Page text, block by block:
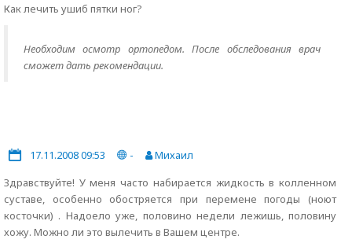
Как лечить ушиб пятки ног?
Необходим осмотр ортопедом. После обследования врач
сможет дать рекомендации.
17.11.2008 09:53 -
Михаил
Здравствуйте! У меня часто набирается жидкость в колленном
суставе, особенно обостряется при перемене погоды (ноют
косточки) . Надоело уже, половино недели лежишь, половину
хожу. Можно ли это вылечить в Вашем центре.